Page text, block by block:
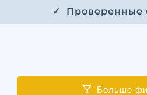
✓ ​ Проверенные
Больше